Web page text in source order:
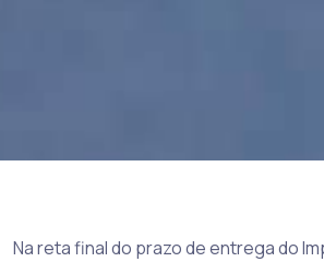
Na reta final do prazo de entrega do